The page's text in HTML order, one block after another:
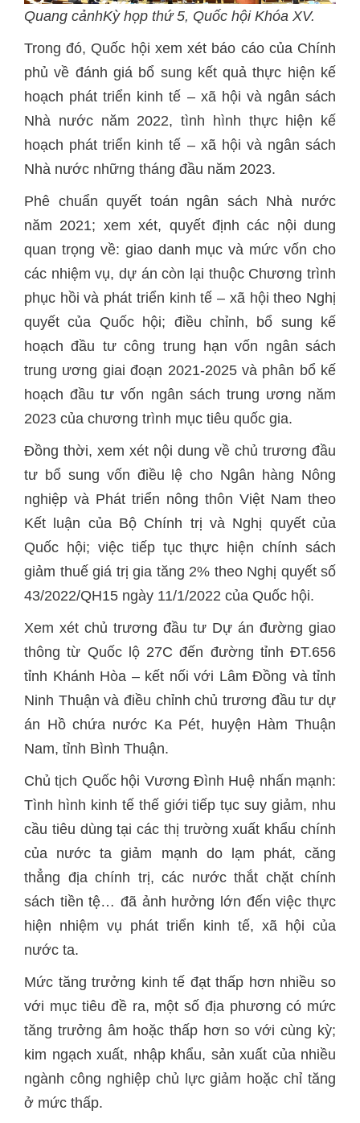
Quang cảnhKỳ họp thứ 5, Quốc hội Khóa XV.
Trong đó, Quốc hội xem xét báo cáo của Chính
phủ về đánh giá bổ sung kết quả thực hiện kế
hoạch phát triển kinh tế – xã hội và ngân sách
Nhà nước năm 2022, tình hình thực hiện kế
hoạch phát triển kinh tế – xã hội và ngân sách
Nhà nước những tháng đầu năm 2023.
Phê chuẩn quyết toán ngân sách Nhà nước
năm 2021; xem xét, quyết định các nội dung
quan trọng về: giao danh mục và mức vốn cho
các nhiệm vụ, dự án còn lại thuộc Chương trình
phục hồi và phát triển kinh tế – xã hội theo Nghị
quyết của Quốc hội; điều chỉnh, bổ sung kế
hoạch đầu tư công trung hạn vốn ngân sách
trung ương giai đoạn 2021-2025 và phân bổ kế
hoạch đầu tư vốn ngân sách trung ương năm
2023 của chương trình mục tiêu quốc gia.
Đồng thời, xem xét nội dung về chủ trương đầu
tư bổ sung vốn điều lệ cho Ngân hàng Nông
nghiệp và Phát triển nông thôn Việt Nam theo
Kết luận của Bộ Chính trị và Nghị quyết của
Quốc hội; việc tiếp tục thực hiện chính sách
giảm thuế giá trị gia tăng 2% theo Nghị quyết số
43/2022/QH15 ngày 11/1/2022 của Quốc hội.
Xem xét chủ trương đầu tư Dự án đường giao
thông từ Quốc lộ 27C đến đường tỉnh ĐT.656
tỉnh Khánh Hòa – kết nối với Lâm Đồng và tỉnh
Ninh Thuận và điều chỉnh chủ trương đầu tư dự
án Hồ chứa nước Ka Pét, huyện Hàm Thuận
Nam, tỉnh Bình Thuận.
Chủ tịch Quốc hội Vương Đình Huệ nhấn mạnh:
Tình hình kinh tế thế giới tiếp tục suy giảm, nhu
cầu tiêu dùng tại các thị trường xuất khẩu chính
của nước ta giảm mạnh do lạm phát, căng
thẳng địa chính trị, các nước thắt chặt chính
sách tiền tệ… đã ảnh hưởng lớn đến việc thực
hiện nhiệm vụ phát triển kinh tế, xã hội của
nước ta.
Mức tăng trưởng kinh tế đạt thấp hơn nhiều so
với mục tiêu đề ra, một số địa phương có mức
tăng trưởng âm hoặc thấp hơn so với cùng kỳ;
kim ngạch xuất, nhập khẩu, sản xuất của nhiều
ngành công nghiệp chủ lực giảm hoặc chỉ tăng
ở mức thấp.